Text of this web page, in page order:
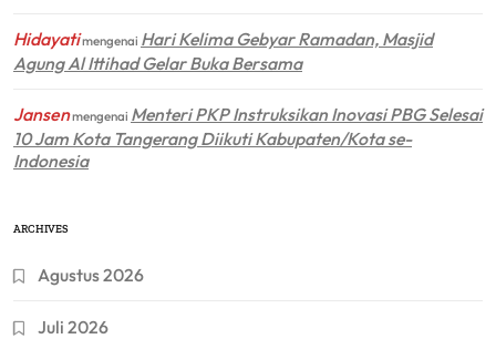
Hidayatimengenai Hari Kelima Gebyar Ramadan, Masjid
Agung Al Ittihad Gelar Buka Bersama
Jansenmengenai Menteri PKP Instruksikan Inovasi PBG Selesai
10 Jam Kota Tangerang Diikuti Kabupaten/Kota se-
Indonesia
ARCHIVES
Agustus 2026
Juli 2026